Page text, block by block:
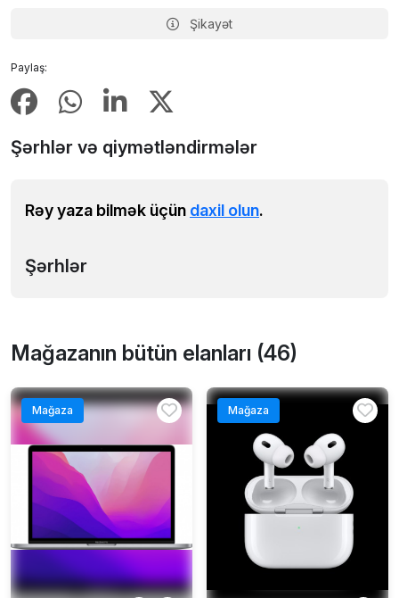
Paylaş:
Şikayət
Şərhlər və qiymətləndirmələr
Rəy yaza bilmək üçün daxil olun.
Şərhlər
Mağazanın bütün elanları (46)
Mağaza Mağaza